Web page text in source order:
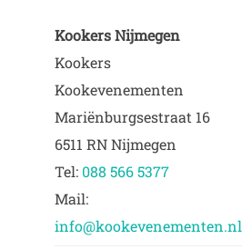
Kookers Nijmegen
Kookers
Kookevenementen
Mariënburgsestraat 16
6511 RN Nijmegen
Tel: 088 566 5377
Mail:
info@kookevenementen.nl